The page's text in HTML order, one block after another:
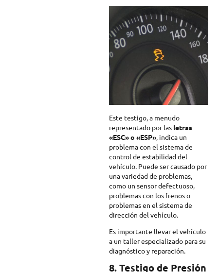
Este testigo, a menudo
representado por las letras
«ESC» o «ESP», indica un
problema con el sistema de
control de estabilidad del
vehículo. Puede ser causado por
una variedad de problemas,
como un sensor defectuoso,
problemas con los frenos o
problemas en el sistema de
dirección del vehículo.
Es importante llevar el vehículo
a un taller especializado para su
diagnóstico y reparación.
8. Testigo de Presión